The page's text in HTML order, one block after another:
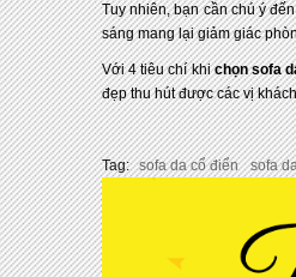
Tuy nhiên, bạn cần chú ý
sáng mang lại giảm giác
Với 4 tiêu chí khichọn sofa
đẹp thu hút được các vị
Tag: sofa da cổ điển sofa